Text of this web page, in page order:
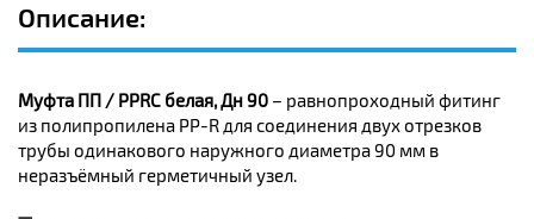
Описание:
Муфта ПП / PPRC белая, Дн 90 – равнопроходный фитинг
из полипропилена PP-R для соединения двух отрезков
трубы одинакового наружного диаметра 90 мм в
неразъёмный герметичный узел.